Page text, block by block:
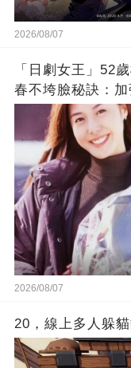
2026/08/07
「日劇女王」52
春不垮臉秘訣：
2026/08/07
20，線上多人躲